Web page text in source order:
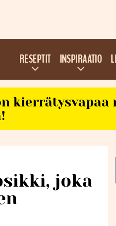
RESEPTIT INSPIRAATIO
kierrätysvapaa
joka